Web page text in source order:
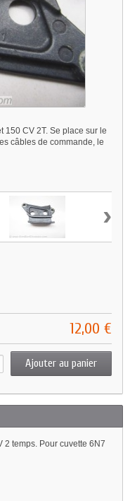
150 CV 2T. Se place sur le
câbles de commande, le
›
12,00 €
2 temps. Pour cuvette 6N7